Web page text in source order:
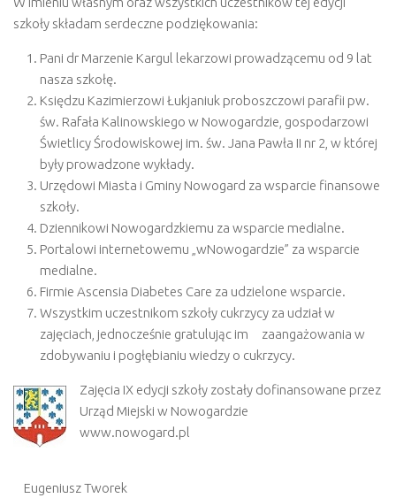
szkoły składam serdeczne podziękowania:
Pani dr Marzenie Kargul lekarzowi prowadzącemu od 9 lat
nasza szkołę.
Księdzu Kazimierzowi Łukjaniuk proboszczowi parafii pw.
św. Rafała Kalinowskiego w Nowogardzie, gospodarzowi
Świetlicy Środowiskowej im. św. Jana Pawła II nr 2, w której
były prowadzone wykłady.
Urzędowi Miasta i Gminy Nowogard za wsparcie finansowe
szkoły.
Dziennikowi Nowogardzkiemu za wsparcie medialne.
Portalowi internetowemu „wNowogardzie” za wsparcie
medialne.
Firmie Ascensia Diabetes Care za udzielone wsparcie.
Wszystkim uczestnikom szkoły cukrzycy za udział w
zajęciach, jednocześnie gratulując im zaangażowania w
zdobywaniu i pogłębianiu wiedzy o cukrzycy.
Zajęcia IX edycji szkoły zostały dofinansowane przez
Urząd Miejski w Nowogardzie
www.nowogard.pl
Eugeniusz Tworek